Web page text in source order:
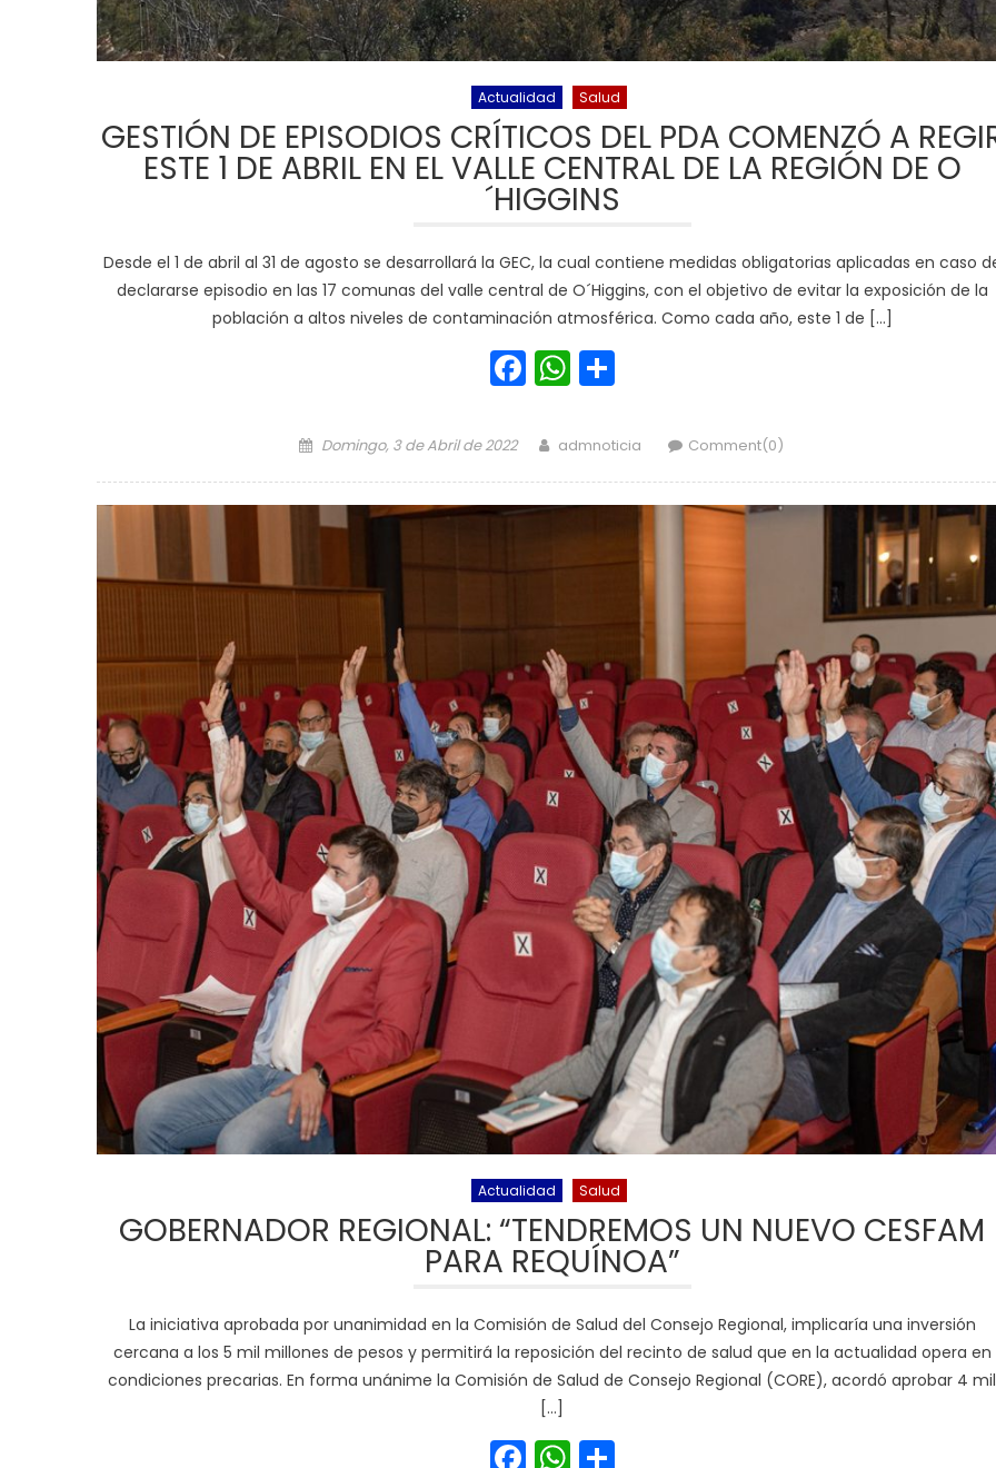
Actualidad Salud
GESTIÓN DE EPISODIOS CRÍTICOS DEL PDA COMENZÓ A
ESTE 1 DE ABRIL EN EL VALLE CENTRAL DE LA REGIÓN DE O
´HIGGINS
Desde el 1 de abril al 31 de agosto se desarrollará la GEC, la cual contiene medidas obligatorias aplicadas en caso
declararse episodio en las 17 comunas del valle central de O´Higgins, con el objetivo de evitar la exposición de la
población a altos niveles de contaminación atmosférica. Como cada año, este 1 de […]
Facebook
WhatsApp
Share
Posted on
Domingo, 3 de Abril de 2022 Author
admnoticia Comment(0)
Actualidad Salud
GOBERNADOR REGIONAL: “TENDREMOS UN NUEVO CESFAM
PARA REQUÍNOA”
La iniciativa aprobada por unanimidad en la Comisión de Salud del Consejo Regional, implicaría una inversión
cercana a los 5 mil millones de pesos y permitirá la reposición del recinto de salud que en la actualidad opera en
condiciones precarias. En forma unánime la Comisión de Salud de Consejo Regional (CORE), acordó aprobar 4 mil
[…]
Facebook
WhatsApp
Share